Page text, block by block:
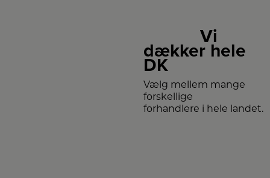
Vi
dækker hele
DK
Vælg mellem mange
forskellige
forhandlere i hele landet.